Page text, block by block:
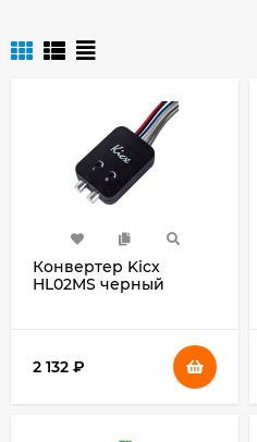
Конвертер Kicx
HL02MS черный
2 132 ₽